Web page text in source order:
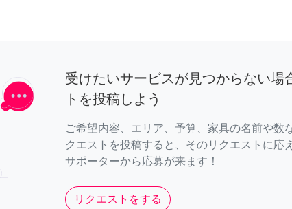
受けたいサービスが見つからない場
トを投稿しよう
ご希望内容、エリア、予算、家具の名前や数
クエストを投稿すると、そのリクエストに応
サポーターから応募が来ます！
リクエストをする